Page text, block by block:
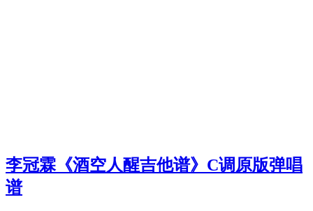
李冠霖《酒空人醒吉他谱》C调原版弹唱
谱